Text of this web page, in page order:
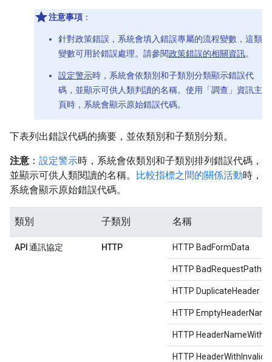
注意事項 ：
針對政策錯誤，系統會填入錯誤專屬的流程變數，這類
變數可用於錯誤處理。請參閱政策錯誤的相關資訊。
設定警示時，系統會依類別和子類別分類顯示錯誤代
碼，並顯示可供人類判讀的名稱。使用「調查」 資訊主
頁時，系統會顯示原始錯誤代碼。
下表列出錯誤代碼的摘要，並依類別和子類別分類。
注意 ： 設定警示時，系統會依類別和子類別排列錯誤代碼，
並顯示可供人類閱讀的名稱。
比較指標之間的關係活動時，
系統會顯示原始錯誤代碼。
類別 子類別 名稱
API 通訊協定 HTTP HTTP BadFormData
HTTP BadRequestPath
HTTP DuplicateHeader
HTTP EmptyHeaderName
HTTP
HTTP